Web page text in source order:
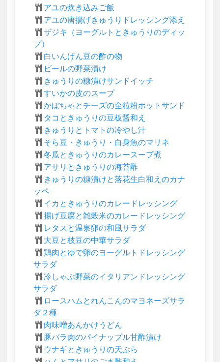
アユの炊き込みご飯
アユの唐揚げきゅうりドレッシング添え
ザジキ（ヨーグルトときゅうりのディッ
プ）
白いんげん豆の酢の物
ビールの野菜漬け
きゅうりの糠漬けサンドイッチ
すいかの皮のスープ
かぼちゃとチーズの全粒粉ホットサンド
タコときゅうりの豆板醤和え
きゅうりとトマトの冷やし汁
そら豆・きゅうり・白身魚のマリネ
冬瓜ときゅうりのカレースープ煮
アサリときゅうりの海苔酢
きゅうりの糠漬けと落花生白和えのカナ
ッペ
イカときゅうりのカレードレッシング
揚げ豆腐と雑穀米のカレードレッシング
レタスと温泉卵の和風サラダ
大豆と枝豆の中華サラダ
鶏肉とゆで卵のヨーグルトドレッシング
サラダ
冷しゃぶ野菜のイタリアンドレッシング
サラダ
ロースハムとれんこんのマヨネーズサラ
ダ２種
肉味噌あんかけうどん
豚バラ肉のパイナップル甘酢漬け
ウナギときゅうりの天ぷら